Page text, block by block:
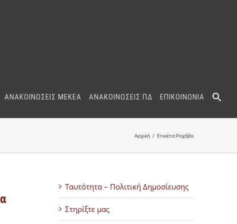
ΑΝΑΚΟΙΝΩΣΕΙΣ ΜΕΚΕΑ ΑΝΑΚΟΙΝΩΣΕΙΣ ΠΔ ΕΠΙΚΟΙΝΩΝΙΑ
Αρχική Ετικέτα:Ροχάβα
Ταυτότητα – Πολιτική Δημοσίευσης
Στηρίξτε μας